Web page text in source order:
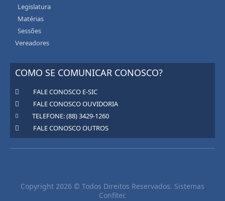
Legislatura
Matérias
Sessões
Vereadores
COMO SE COMUNICAR CONOSCO?
FALE CONOSCO E-SIC
FALE CONOSCO OUVIDORIA
TELEFONE: (88) 3429-1260
FALE CONOSCO OUTROS
Copyright 2026 © Todos Direitos Reservados. Sistemas
Confitec